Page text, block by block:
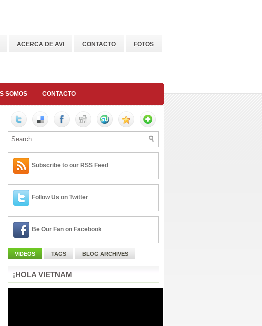
ACERCA DE AVI CONTACTO FOTOS
SOMOS CONTACTO
Subscribe to our RSS Feed
Follow Us on Twitter
Be Our Fan on Facebook
VIDEOS TAGS BLOG ARCHIVES
¡HOLA VIETNAM